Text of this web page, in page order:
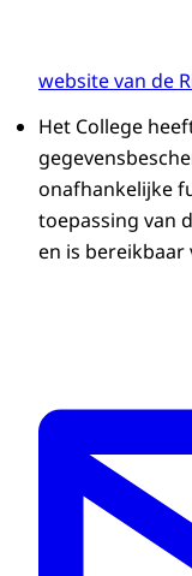
website van de
Het College
onafhankelijke
toepassing van
en is bereikbaar